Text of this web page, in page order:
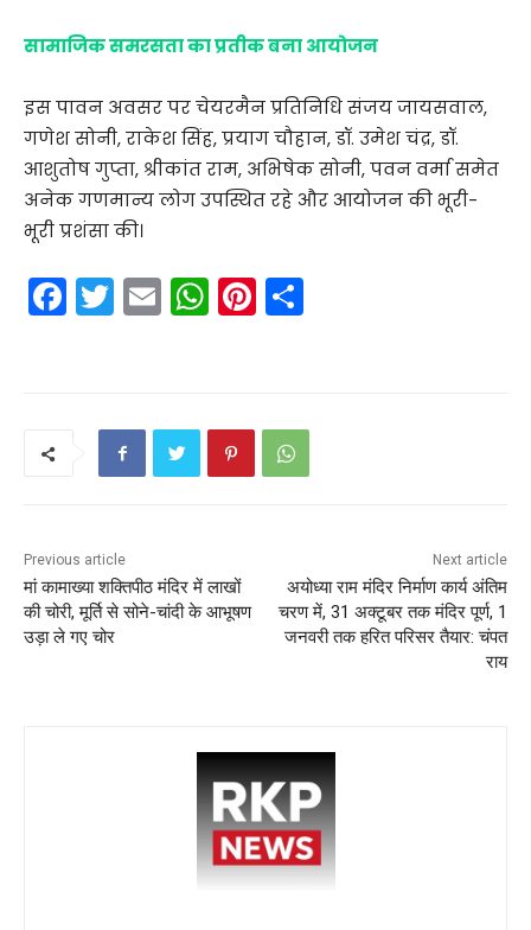
सामाजिक समरसता का प्रतीक बना आयोजन
इस पावन अवसर पर चेयरमैन प्रतिनिधि संजय जायसवाल,
गणेश सोनी, राकेश सिंह, प्रयाग चौहान, डॉ. उमेश चंद्र, डॉ.
आशुतोष गुप्ता, श्रीकांत राम, अभिषेक सोनी, पवन वर्मा समेत
अनेक गणमान्य लोग उपस्थित रहे और आयोजन की भूरी-
भूरी प्रशंसा की।
F
k
T E W
A
p
Pi
st
Previous article
मां कामाख्या शक्तिपीठ मंदिर में लाखों
की चोरी, मूर्ति से सोने-चांदी के आभूषण
उड़ा ले गए चोर
Next article
अयोध्या राम मंदिर निर्माण कार्य अंतिम
चरण में, 31 अक्टूबर तक मंदिर पूर्ण, 1
जनवरी तक हरित परिसर तैयार: चंपत
राय